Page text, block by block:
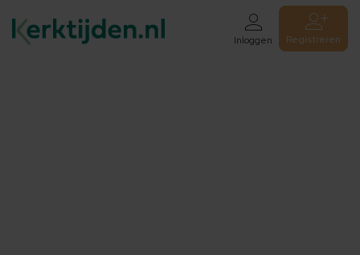
Inloggen Registreren